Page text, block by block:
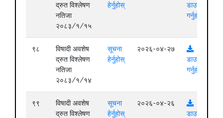
द्रुत विश्लेषण
नतिजा
२०८३/१/१५
हेर्नुहोस्
डाउनलोड
गर्नुहोस्
९८
विषादी अवशेष
द्रुत विश्लेषण
नतिजा
२०८३/१/१४
सूचना
हेर्नुहोस्
२०२६-०४-२७
डाउनलोड
गर्नुहोस्
९९
विषादी अवशेष
द्रुत विश्लेषण
सूचना
हेर्नुहोस्
२०२६-०४-२६
डाउनलोड